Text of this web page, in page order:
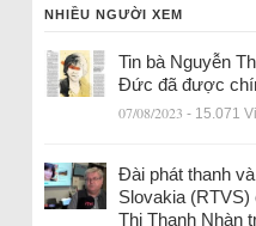
NHIỀU NGƯỜI XEM
Tin bà Nguyễn
Đức đã được
07/08/2023 - 15.071
Đài phát thanh
Slovakia (RTVS)
Thị Thanh Nhàn